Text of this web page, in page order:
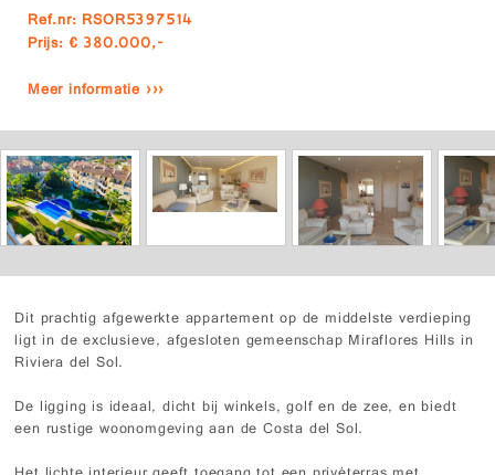
Ref.nr: RSOR5397514
Prijs: € 380.000,-
Meer informatie ›››
Dit prachtig afgewerkte appartement op de middelste verdieping
ligt in de exclusieve, afgesloten gemeenschap Miraflores Hills in
Riviera del Sol.
De ligging is ideaal, dicht bij winkels, golf en de zee, en biedt
een rustige woonomgeving aan de Costa del Sol.